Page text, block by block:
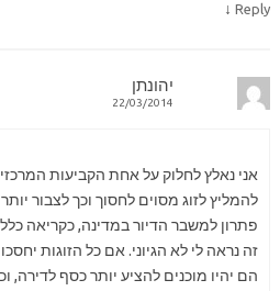
Reply
↓
יהונתן
22/03/2014
אני נאלץ לחלוק על אחת הקביעות
להמליץ לזוג מסוים לחסוך וכך לצבור
פתרון למשבר הדיור במדינה, כקריאה
זה נראה לי לא הגיוני. אם כל הזוגות
הם יהיו מוכנים להציע יותר כסף לדירה,